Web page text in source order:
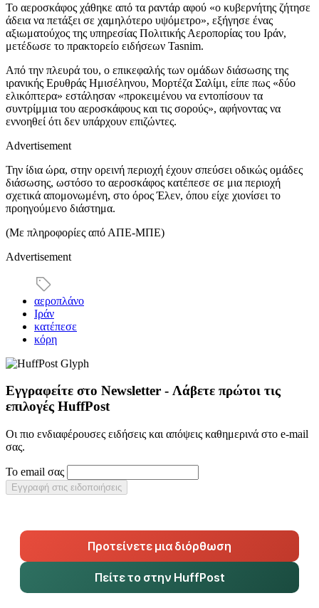
Το αεροσκάφος χάθηκε από τα ραντάρ αφού «ο κυβερνήτης ζήτησε
άδεια να πετάξει σε χαμηλότερο υψόμετρο», εξήγησε ένας
αξιωματούχος της υπηρεσίας Πολιτικής Αεροπορίας του Ιράν,
μετέδωσε το πρακτορείο ειδήσεων Tasnim.
Από την πλευρά του, ο επικεφαλής των ομάδων διάσωσης της
ιρανικής Ερυθράς Ημισέληνου, Μορτέζα Σαλίμι, είπε πως «δύο
ελικόπτερα» εστάλησαν «προκειμένου να εντοπίσουν τα
συντρίμμια του αεροσκάφους και τις σορούς», αφήνοντας να
εννοηθεί ότι δεν υπάρχουν επιζώντες.
Advertisement
Την ίδια ώρα, στην ορεινή περιοχή έχουν σπεύσει οδικώς ομάδες
διάσωσης, ωστόσο το αεροσκάφος κατέπεσε σε μια περιοχή
σχετικά απομονωμένη, στο όρος Έλεν, όπου είχε χιονίσει το
προηγούμενο διάστημα.
(Με πληροφορίες από ΑΠΕ-ΜΠΕ)
Advertisement
αεροπλάνο
Ιράν
κατέπεσε
κόρη
Εγγραφείτε στο Newsletter - Λάβετε πρώτοι τις
επιλογές HuffPost
Οι πιο ενδιαφέρουσες ειδήσεις και απόψεις καθημερινά στο e-mail
σας.
Το email σας
Εγγραφή στις ειδοποιήσεις
Προτείνετε μια διόρθωση
Πείτε το στην HuffPost